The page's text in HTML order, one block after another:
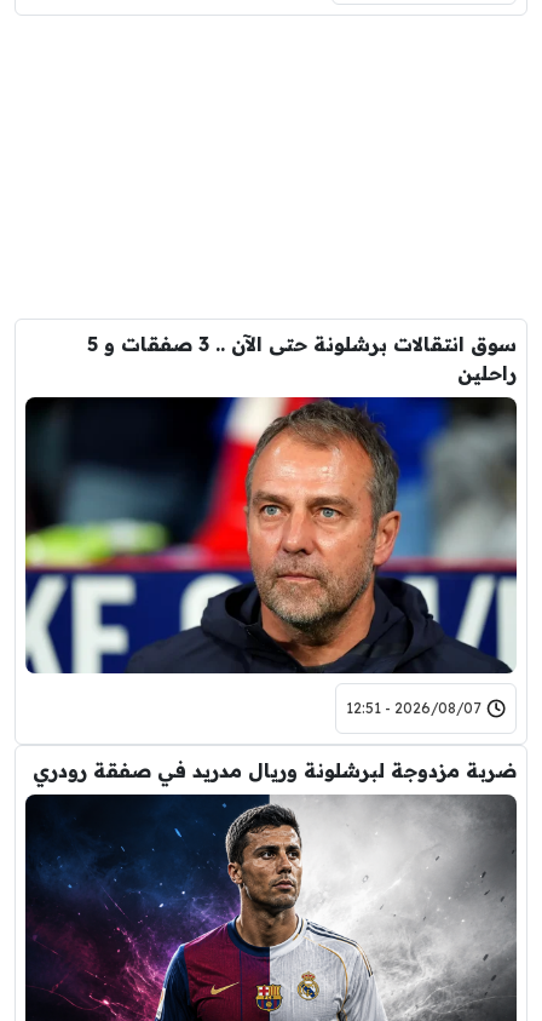
سوق انتقالات برشلونة حتى الآن .. 3 صفقات و 5
راحلين
2026/08/07 - 12:51
ضربة مزدوجة لبرشلونة وريال مدريد في صفقة رودري